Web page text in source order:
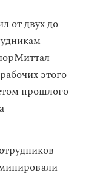
от двух до
этого
прошлого